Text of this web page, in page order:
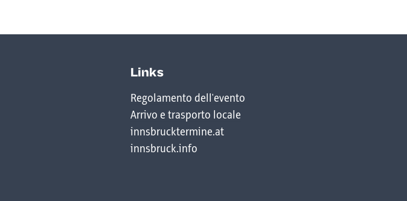
Links
Regolamento dell'evento
Arrivo e trasporto locale
innsbrucktermine.at
innsbruck.info